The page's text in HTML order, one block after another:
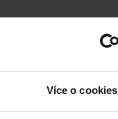
Více o cookies